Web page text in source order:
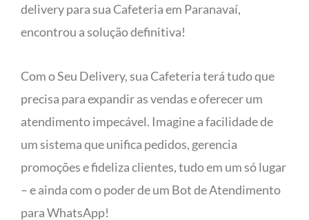
delivery para sua Cafeteria em Paranavaí,
encontrou a solução definitiva!
Com o Seu Delivery, sua Cafeteria terá tudo que
precisa para expandir as vendas e oferecer um
atendimento impecável. Imagine a facilidade de
um sistema que unifica pedidos, gerencia
promoções e fideliza clientes, tudo em um só lugar
– e ainda com o poder de um Bot de Atendimento
para WhatsApp!